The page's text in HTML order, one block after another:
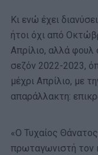
Κι ενώ έχει
ήτοι όχι από
Απρίλιο, αλλά φουλ
σεζόν 2022-2023,
μέχρι Απρίλιο, με
απαράλλακτη:
«Ο Τυχαίος
πρωταγωνιστή τον